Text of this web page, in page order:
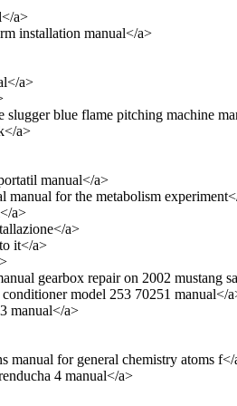
a>
installation manual</a>
a>
blue flame pitching machine
a>
manual</a>
for the metabolism
a>
a>
it</a>
gearbox repair on 2002 mustang
model 253 70251 manual</
manual</a>
manual for general chemistry atoms f</
4 manual</a>